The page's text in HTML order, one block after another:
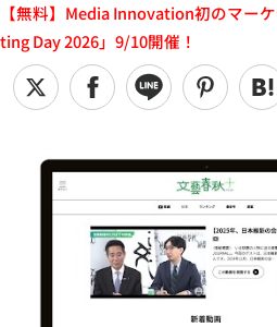
【無料】Media Innovation初のマー
ting Day 2026」9/10開催！